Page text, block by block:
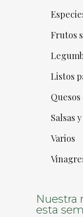
Frutos
Listos
Salsas
Varios
Nuestra
esta